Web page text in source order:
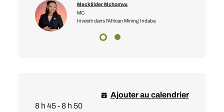
Mecktilder Mchomvu
MC
Investir dans l'African Mining Indaba
8 h 45 - 8 h 50
Ajouter au calendrier